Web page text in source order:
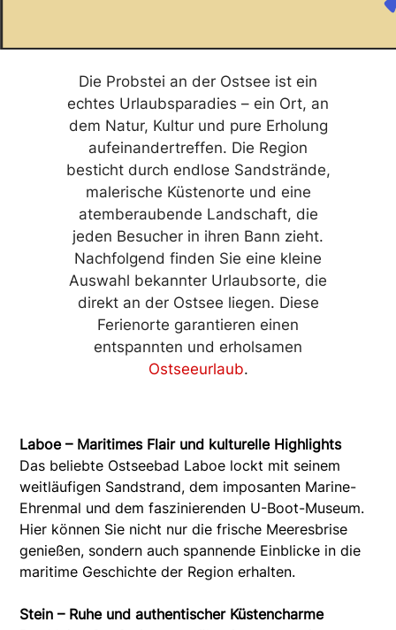
Die Probstei an der Ostsee ist ein
echtes Urlaubsparadies – ein Ort, an
dem Natur, Kultur und pure Erholung
aufeinandertreffen. Die Region
besticht durch endlose Sandstrände,
malerische Küstenorte und eine
atemberaubende Landschaft, die
jeden Besucher in ihren Bann zieht.
Nachfolgend finden Sie eine kleine
Auswahl bekannter Urlaubsorte, die
direkt an der Ostsee liegen. Diese
Ferienorte garantieren einen
entspannten und erholsamen
Ostseeurlaub.
Laboe – Maritimes Flair und kulturelle Highlights
Das beliebte Ostseebad Laboe lockt mit seinem
weitläufigen Sandstrand, dem imposanten Marine-
Ehrenmal und dem faszinierenden U-Boot-Museum.
Hier können Sie nicht nur die frische Meeresbrise
genießen, sondern auch spannende Einblicke in die
maritime Geschichte der Region erhalten.
Stein – Ruhe und authentischer Küstencharme